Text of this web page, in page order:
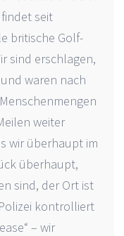
seit
britische Golf-
sind erschlagen,
waren nach
weiter
wir überhaupt im
überhaupt,
sind, der Ort ist
kontrolliert
– wir